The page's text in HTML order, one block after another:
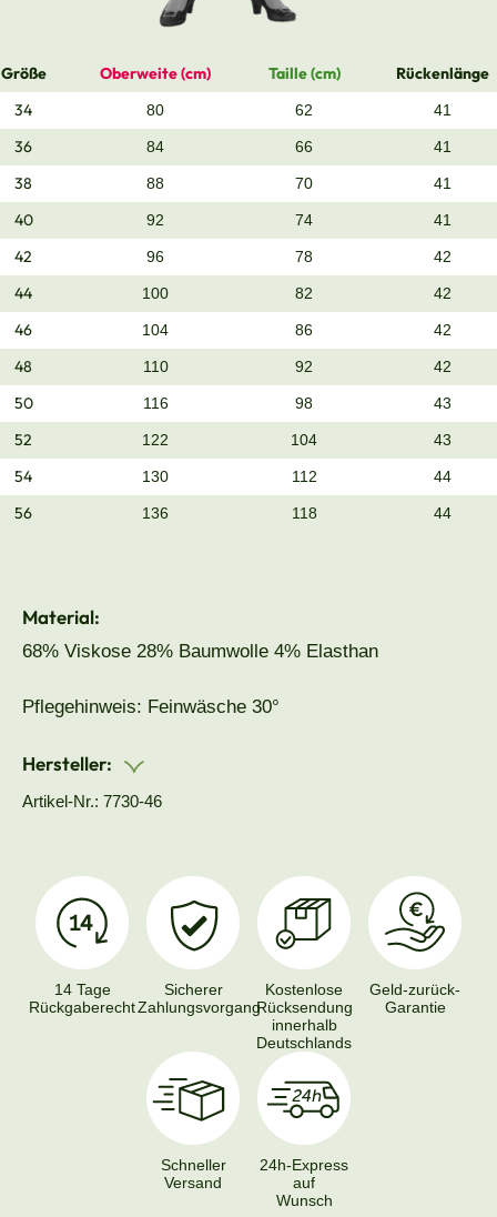
Größe Oberweite (cm) Taille (cm)
Rückenlänge
34
80 62 41
36 84 66 41
38 88 70 41
40 92 74 41
42 96 78 42
44 100 82 42
46 104 86 42
48 110 92 42
50 116 98 43
52 122 104 43
54 130 112 44
56 136 118 44
Material:
68% Viskose 28% Baumwolle 4% Elasthan
Pflegehinweis: Feinwäsche 30°
Hersteller:
Artikel-Nr.: 7730-46
14 Tage
Rückgaberecht
Sicherer
Zahlungsvorgang
Kostenlose
Rücksendung
innerhalb
Deutschlands
Geld-zurück-
Garantie
Schneller
Versand
24h-Express
auf
Wunsch